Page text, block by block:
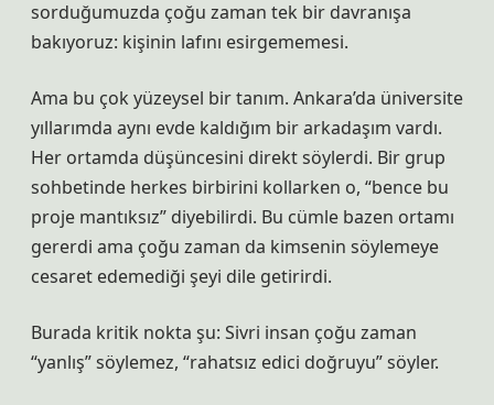
sorduğumuzda çoğu zaman tek bir davranışa
bakıyoruz: kişinin lafını esirgememesi.
Ama bu çok yüzeysel bir tanım. Ankara’da üniversite
yıllarımda aynı evde kaldığım bir arkadaşım vardı.
Her ortamda düşüncesini direkt söylerdi. Bir grup
sohbetinde herkes birbirini kollarken o, “bence bu
proje mantıksız” diyebilirdi. Bu cümle bazen ortamı
gererdi ama çoğu zaman da kimsenin söylemeye
cesaret edemediği şeyi dile getirirdi.
Burada kritik nokta şu: Sivri insan çoğu zaman
“yanlış” söylemez, “rahatsız edici doğruyu” söyler.